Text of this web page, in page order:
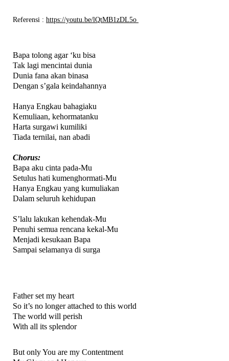
Referensi : https://youtu.be/lQtMB1zDL5o
Bapa tolong agar ‘ku bisa
Tak lagi mencintai dunia
Dunia fana akan binasa
Dengan s’gala keindahannya
Hanya Engkau bahagiaku
Kemuliaan, kehormatanku
Harta surgawi kumiliki
Tiada ternilai, nan abadi
Chorus:
Bapa aku cinta pada-Mu
Setulus hati kumenghormati-Mu
Hanya Engkau yang kumuliakan
Dalam seluruh kehidupan
S’lalu lakukan kehendak-Mu
Penuhi semua rencana kekal-Mu
Menjadi kesukaan Bapa
Sampai selamanya di surga
Father set my heart
So it’s no longer attached to this world
The world will perish
With all its splendor
But only You are my Contentment